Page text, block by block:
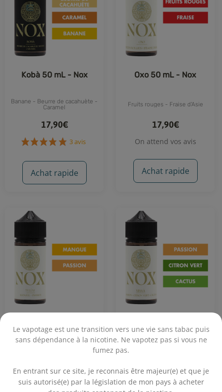
Le vapotage est une transition vers une vie sans tabac puis
sans dépendance à la nicotine. Ne vapotez pas si vous ne
fumez pas.
En entrant sur ce site, je reconnais être majeur(e) et que je
suis autorisé(e) par la législation de mon pays à acheter
Kobà 50 mL - Nox
Banane - Beurre de cacahuète -
Caramel
17,90€
Achat rapide
Oxo 50 mL - Nox
Fruits rouges - Fraise d'Asie
17,90€
On attend vos avis
Achat rapide
17,90€
Fruit de la passion - Citron Vert -
17,90€
On attend vos avis